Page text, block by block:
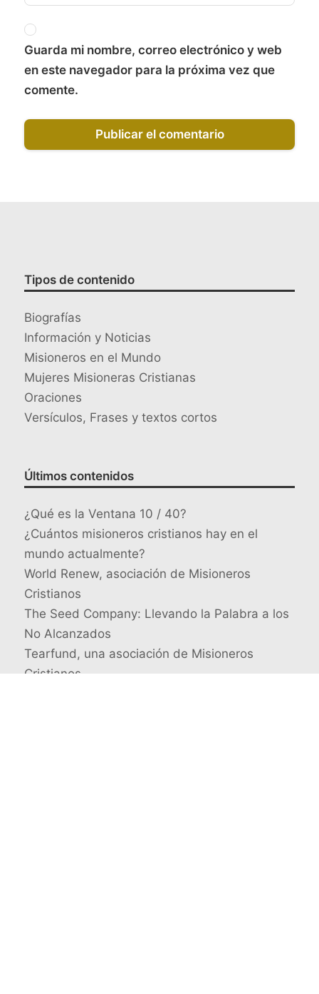
Guarda mi nombre, correo electrónico y web
en este navegador para la próxima vez que
comente.
Tipos de contenido
Biografías
Información y Noticias
Misioneros en el Mundo
Mujeres Misioneras Cristianas
Oraciones
Versículos, Frases y textos cortos
Últimos contenidos
¿Qué es la Ventana 10 / 40?
¿Cuántos misioneros cristianos hay en el
mundo actualmente?
World Renew, asociación de Misioneros
Cristianos
The Seed Company: Llevando la Palabra a los
No Alcanzados
Tearfund, una asociación de Misioneros
Cristianos